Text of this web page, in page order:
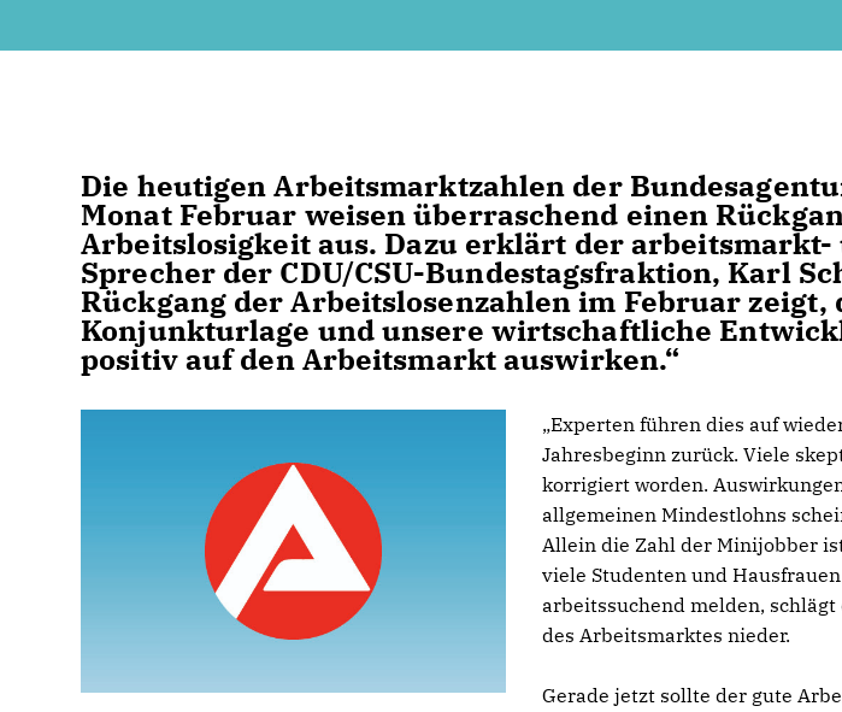
Die heutigen Arbeitsmarktzahlen der
Monat Februar weisen überraschend einen
Arbeitslosigkeit aus. Dazu erklärt der
Sprecher der CDU/CSU-Bundestagsfraktion, Karl
Rückgang der Arbeitslosenzahlen im Februar zeigt,
Konjunkturlage und unsere wirtschaftliche
positiv auf den Arbeitsmarkt auswirken.“
Experten führen dies auf
Jahresbeginn zurück. Viele
korrigiert worden.
allgemeinen Mindestlohns
Allein die Zahl der Minijobber
viele Studenten und
arbeitssuchend melden,
des Arbeitsmarktes nieder.
Gerade jetzt sollte der gute